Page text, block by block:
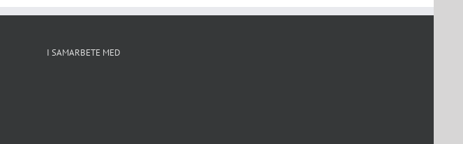
I SAMARBETE MED